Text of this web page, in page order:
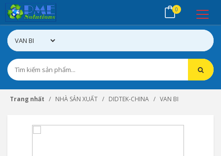
0
Trang nhất NHÀ SẢN XUẤT DIDTEK-CHINA VAN BI